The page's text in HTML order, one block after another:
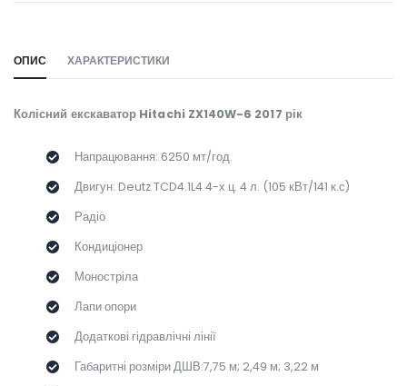
ОПИС ХАРАКТЕРИСТИКИ
Колісний екскаватор Hitachi ZX140W-6 2017 рік
Напрацювання: 6250 мт/год.
Двигун: Deutz TCD4.1L4 4-х ц. 4 л. (105 кВт/141 к.с)
Радіо
Кондиціонер
Моностріла
Лапи опори
Додаткові гідравлічні лінії
Габаритні розміри ДШВ:7,75 м; 2,49 м; 3,22 м